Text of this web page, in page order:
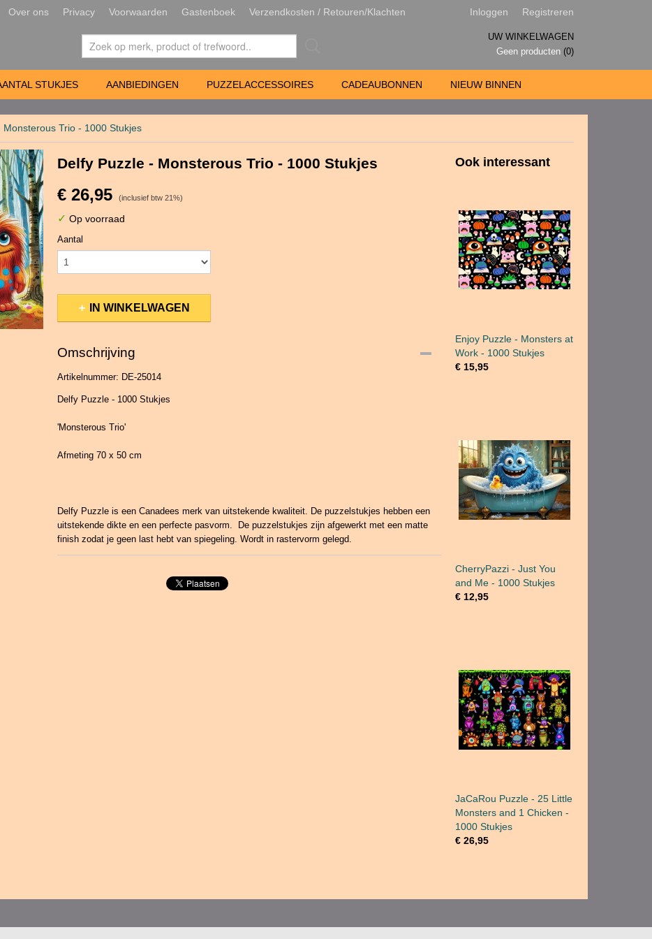
Over ons Privacy Voorwaarden Gastenboek Verzendkosten / Retouren/Klachten Inloggen Registreren
UW WINKELWAGEN
Geen producten (0)
STUKJES AANBIEDINGEN PUZZELACCESSOIRES CADEAUBONNEN NIEUW BINNEN
Monsterous Trio - 1000 Stukjes
Delfy Puzzle - Monsterous Trio - 1000 Stukjes
€ 26,95 (inclusief btw 21%)
✓ Op voorraad
Aantal
IN WINKELWAGEN
Omschrijving
Artikelnummer: DE-25014
Delfy Puzzle - 1000 Stukjes
'Monsterous Trio'
Afmeting 70 x 50 cm
Delfy Puzzle is een Canadees merk van uitstekende kwaliteit. De puzzelstukjes hebben een
uitstekende dikte en een perfecte pasvorm. De puzzelstukjes zijn afgewerkt met een matte
finish zodat je geen last hebt van spiegeling. Wordt in rastervorm gelegd.
Ook interessant
Enjoy Puzzle - Monsters at
Work - 1000 Stukjes
€ 15,95
CherryPazzi - Just You
and Me - 1000 Stukjes
€ 12,95
JaCaRou Puzzle - 25 Little
Monsters and 1 Chicken -
1000 Stukjes
€ 26,95